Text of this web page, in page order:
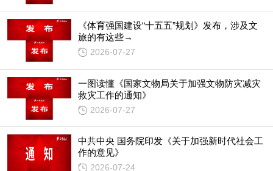
《体育强国建设“十五五”规划》发布，涉及文
旅的有这些→
2026-07-27
一图读懂《国家文物局关于加强文物防灾减灾
救灾工作的通知》
2026-07-27
中共中央 国务院印发《关于加强新时代社会工
作的意见》
2026-07-24